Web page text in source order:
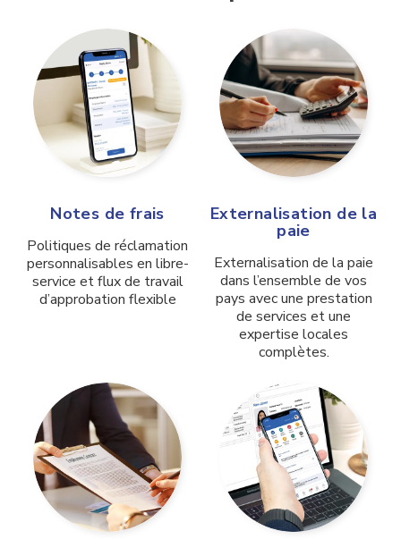
Notes de frais
Politiques de réclamation
personnalisables en libre-
service et flux de travail
d’approbation flexible
Externalisation de la
paie
Externalisation de la paie
dans l’ensemble de vos
pays avec une prestation
de services et une
expertise locales
complètes.